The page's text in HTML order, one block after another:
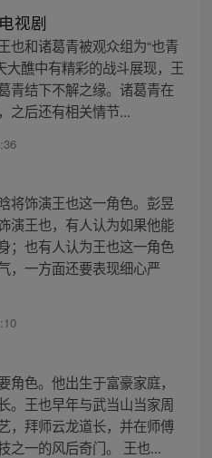
视剧
也和诸葛青被观众组为“也青
大醮中有精彩的战斗展现，王
青结下不解之缘。诸葛青在
之后还有相关情节...
将饰演王也这一角色。彭昱
演王也，有人认为如果他能
；也有人认为王也这一角色
，一方面还要表现细心严
色。他出生于富豪家庭，
。王也早年与武当山当家周
，拜师云龙道长，并在师傅
之一的风后奇门。 王也...